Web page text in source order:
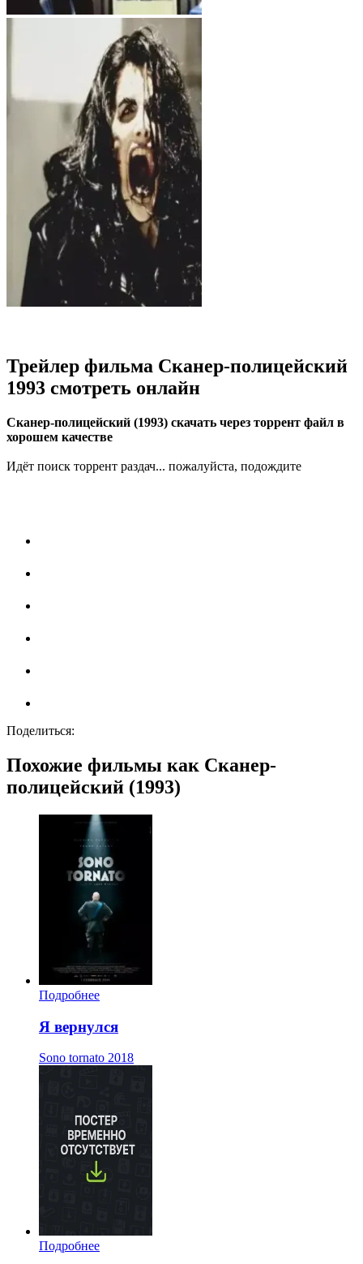
Трейлер фильма Сканер-полицейский
1993 смотреть онлайн
Сканер-полицейский (1993) скачать через торрент файл в
хорошем качестве
Идёт поиск торрент раздач... пожалуйста, подождите
Поделиться:
Похожие фильмы как Сканер-
полицейский (1993)
Подробнее
Я вернулся
Sono tornato 2018
Подробнее